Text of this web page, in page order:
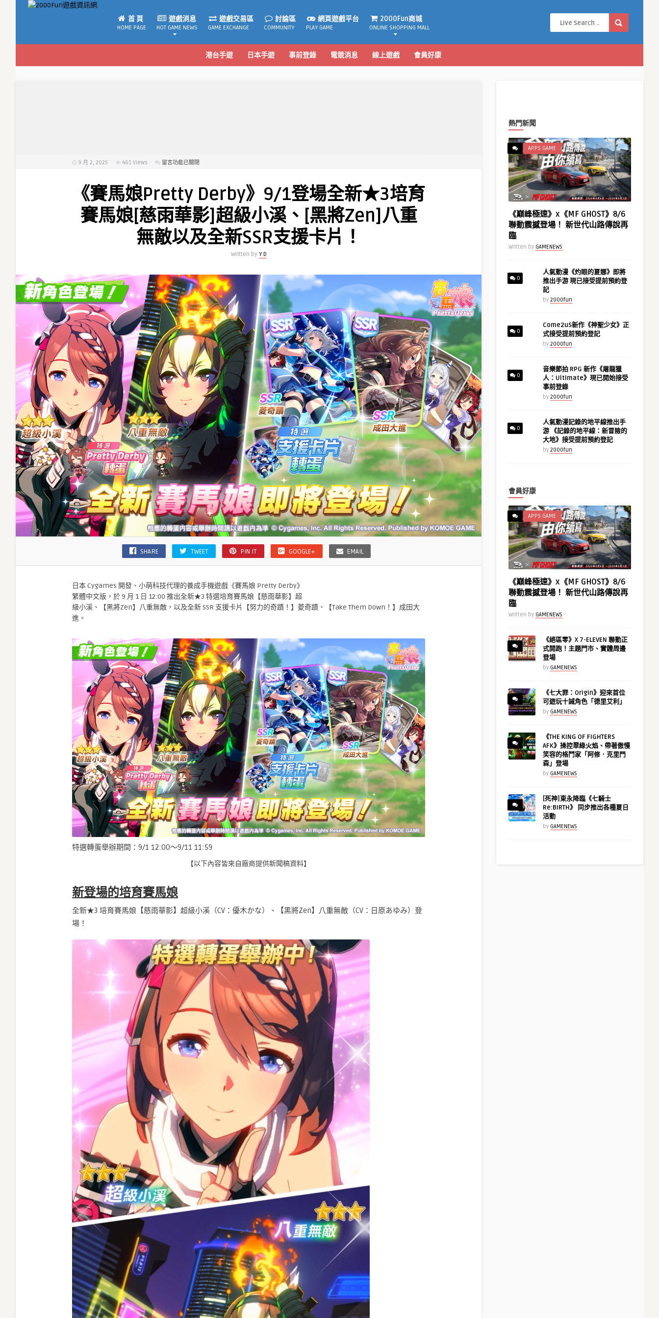
首 頁
HOME PAGE
遊戲消息
HOT GAME NEWS
遊戲交易區
GAME EXCHANGE
討論區
COMMUNITY
網頁遊戲平台
PLAY GAME
2000Fun商城
ONLINE SHOPPING MALL
港台手遊 日本手遊 事前登錄 電競消息 線上遊戲 會員好康
9 月 2, 2025 461 Views
在
娘
Pretty
Derby》
9/1
登
★3
培
育
娘
[慈
雨
華
影]
超
級
小
溪、
[黑
將
Zen]
八
重
無
敵
以
及
全
卡
片！〉
中
留言功能已關閉
《賽馬娘Pretty Derby》9/1登場全新★3培育
賽馬娘[慈雨華影]超級小溪、[黑將Zen]八重
無敵以及全新SSR支援卡片！
Written by Y D
SHARE TWEET PIN IT GOOGLE+ EMAIL
日本 Cygames 開發、小萌科技代理的養成手機遊戲《賽馬娘 Pretty Derby》
繁體中文版，於 9 月 1 日 12:00 推出全新★3 特選培育賽馬娘【慈雨華影】超
級小溪、【黑將Zen】八重無敵，以及全新 SSR 支援卡片【努力的奇蹟！】菱奇蹟、【Take Them Down！】成田大
進。
特選轉蛋舉辦期間：9/1 12:00～9/11 11:59
【以下內容皆來自廠商提供新聞稿資料】
新登場的培育賽馬娘
全新★3 培育賽馬娘【慈雨華影】超級小溪（CV：優木かな）、【黑將Zen】八重無敵（CV：日原あゆみ）登
場！
熱門新聞
APPS GAME
《巔峰極速》x《MF GHOST》8/6
聯動震撼登場！ 新世代山路傳說再
臨
Written by GAMENEWS
0
人氣動漫《灼眼的夏娜》即將
推出手游 現已接受提前預約登
記
by 2000fun
0
Come2uS新作《神聖少女》正
式接受提前預約登記
by 2000fun
0
音樂節拍 RPG 新作《屠龍獵
人：Ultimate》現已開始接受
事前登錄
by 2000fun
0
人氣動漫記錄的地平線推出手
游 《記錄的地平線：新冒險的
大地》接受提前預約登記
by 2000fun
會員好康
APPS GAME
《巔峰極速》x《MF GHOST》8/6
聯動震撼登場！ 新世代山路傳說再
臨
Written by GAMENEWS
《絕區零》X 7-ELEVEN 聯動正
式開跑！主題門市、實體周邊
登場
by GAMENEWS
《七大罪：Origin》迎來首位
可遊玩十誡角色「德里艾利」
by GAMENEWS
《THE KING OF FIGHTERS
AFK》操控翠綠火焰、帶著傲慢
笑容的格鬥家「阿修．克里門
森」登場
by GAMENEWS
[死神]東永降臨《七騎士
Re:BIRTH》 同步推出各種夏日
活動
by GAMENEWS